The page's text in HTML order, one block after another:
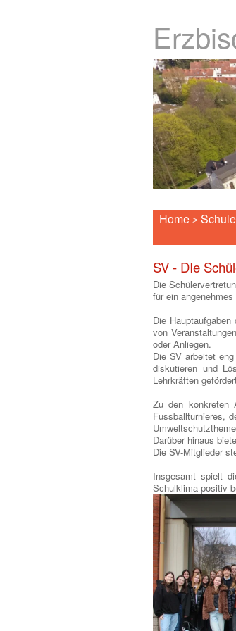
Home > Schule
SV - DIe
Die
für ein
Die
von
oder Anliegen.
Die SV arbeitet
diskutieren und
Lehrkräften
Zu den konkreten
Fussballturnieres,
Darüber hinaus
Die SV-Mitglieder
Insgesamt spielt
Schulklima positiv